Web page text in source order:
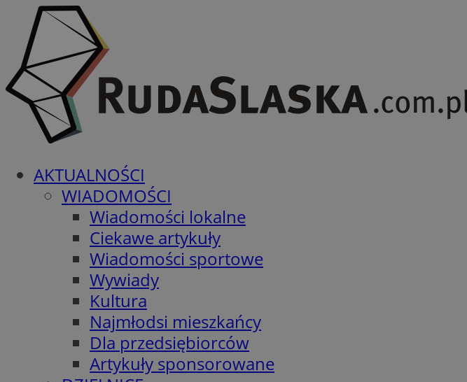
AKTUALNOŚCI
WIADOMOŚCI
Wiadomości lokalne
Ciekawe artykuły
Wiadomości sportowe
Wywiady
Kultura
Najmłodsi mieszkańcy
Dla przedsiębiorców
Artykuły sponsorowane